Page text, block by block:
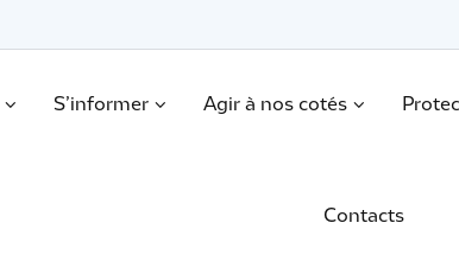
S’informer Agir à nos cotés
Contacts